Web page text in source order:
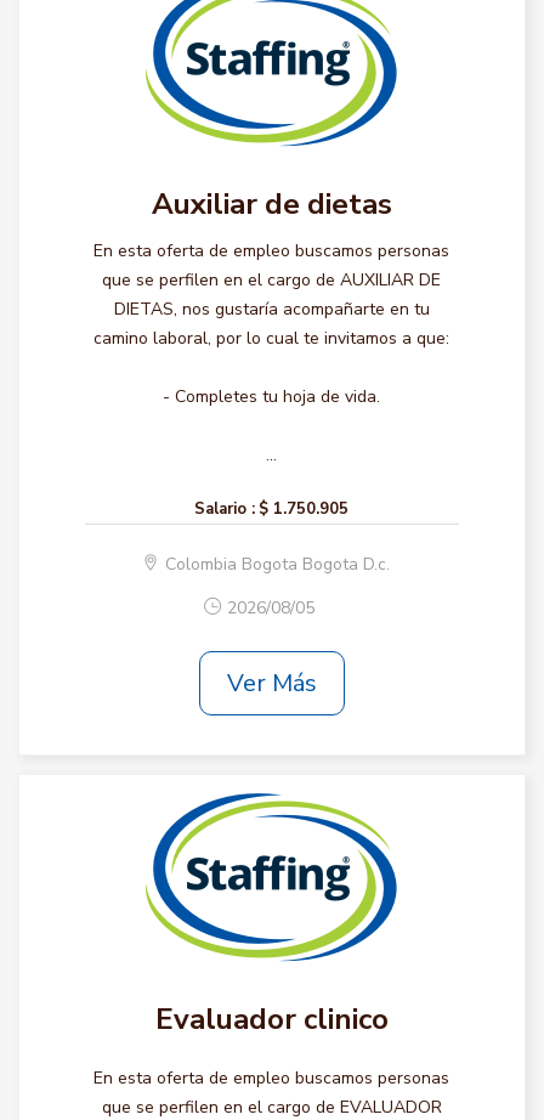
Auxiliar de dietas
En esta oferta de empleo buscamos personas
que se perfilen en el cargo de AUXILIAR DE
DIETAS, nos gustaría acompañarte en tu
camino laboral, por lo cual te invitamos a que:
- Completes tu hoja de vida.
...
Salario : $ 1.750.905
Colombia Bogota Bogota D.c.
2026/08/05
Ver Más
Evaluador clinico
En esta oferta de empleo buscamos personas
que se perfilen en el cargo de EVALUADOR